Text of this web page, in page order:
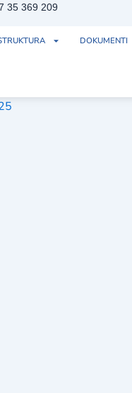
35 369 209
DOKUMENTI